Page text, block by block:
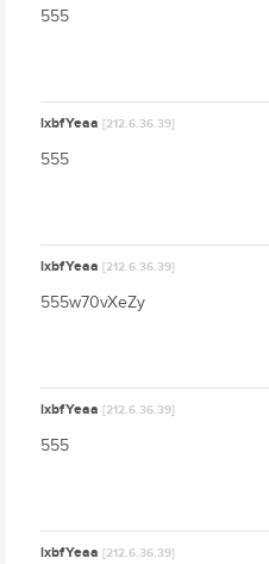
555
lxbfYeaa[212.6.36.39]
555
lxbfYeaa[212.6.36.39]
555w70vXeZy
lxbfYeaa[212.6.36.39]
555
lxbfYeaa[212.6.36.39]